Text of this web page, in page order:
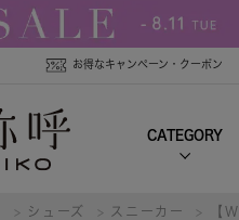
お得なキャンペーン・クーポン
シューズ スニーカー 【